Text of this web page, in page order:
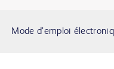
Mode d’emploi